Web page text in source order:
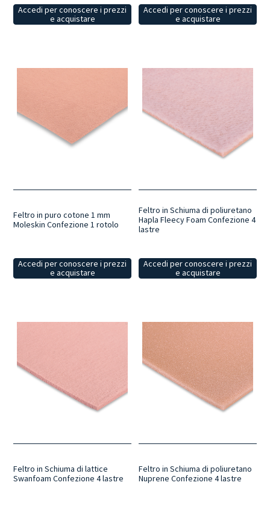
Accedi per conoscere i prezzi
e acquistare
Accedi per conoscere i prezzi
e acquistare
Feltro in puro cotone 1 mm
Moleskin Confezione 1 rotolo
Accedi per conoscere i prezzi
e acquistare
Feltro in Schiuma di poliuretano
Hapla Fleecy Foam Confezione 4
lastre
Accedi per conoscere i prezzi
e acquistare
Feltro in Schiuma di lattice
Swanfoam Confezione 4 lastre
Feltro in Schiuma di poliuretano
Nuprene Confezione 4 lastre